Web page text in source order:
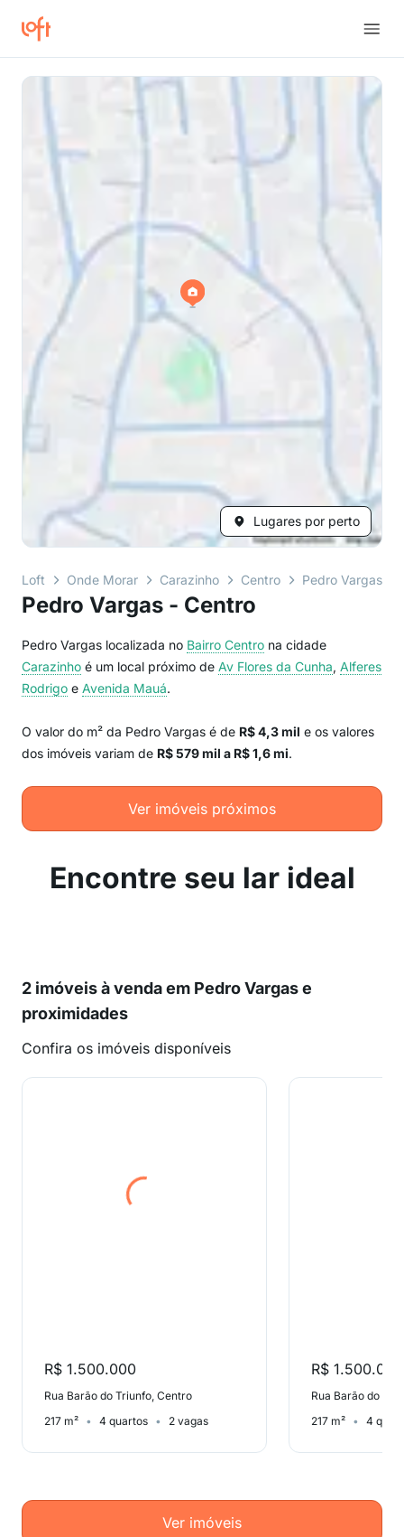
Lugares por perto
Loft Onde Morar Carazinho Centro Pedro Vargas
Pedro Vargas - Centro
Pedro Vargas localizada no Bairro Centro na cidade
Carazinho é um local próximo de Av Flores da Cunha, Alferes
Rodrigo e Avenida Mauá.
O valor do m² da Pedro Vargas é de R$ 4,3 mil e os valores
dos imóveis variam de R$ 579 mil a R$ 1,6 mi.
Ver imóveis próximos
Encontre seu lar ideal
2 imóveis à venda em Pedro Vargas e
proximidades
Confira os imóveis disponíveis
R$ 1.500.000
Rua Barão do Triunfo, Centro
217 m²
4 quartos 2 vagas
R$ 1.500.000
Rua Barão do
217 m²
4
Ver imóveis